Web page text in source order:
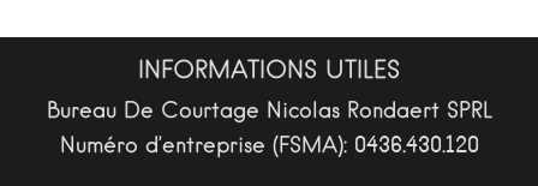
INFORMATIONS UTILES
Bureau De Courtage Nicolas Rondaert SPRL
Numéro d’entreprise (FSMA): 0436.430.120